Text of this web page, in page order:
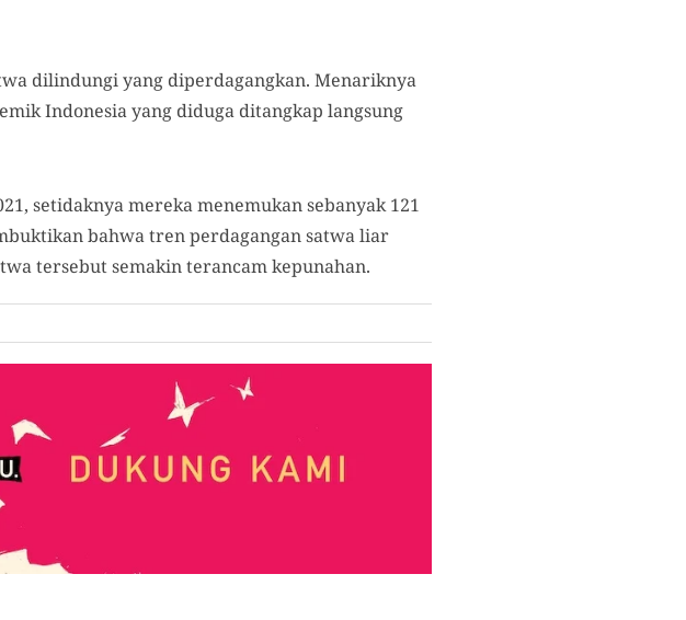
dilindungi yang diperdagangkan. Menariknya
Indonesia yang diduga ditangkap langsung
setidaknya mereka menemukan sebanyak 121
bahwa tren perdagangan satwa liar
tersebut semakin terancam kepunahan.